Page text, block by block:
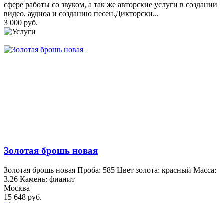
сфере работы со звуком, а так же авторские услуги в создании
видео, аудиоа и созданию песен.Дикторски...
3 000 руб.
Золотая брошь новая
Золотая брошь новая Проба: 585 Цвет золота: красный Масса:
3.26 Камень: фианит
Москва
15 648 руб.